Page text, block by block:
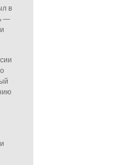
в
—